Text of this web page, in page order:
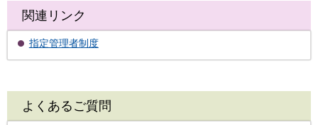
関連リンク
指定管理者制度
よくあるご質問